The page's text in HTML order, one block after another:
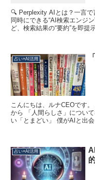
🔍 Perplexity AIとは？一言
同時にできる“AI検索エンジ
ど、検索結果の“要約”を即提
占い×AI活用
こんにちは、ルナCEOです
から 「人間らしさ」につい
い「とまどい」 僕がAIと出
占い×AI活用